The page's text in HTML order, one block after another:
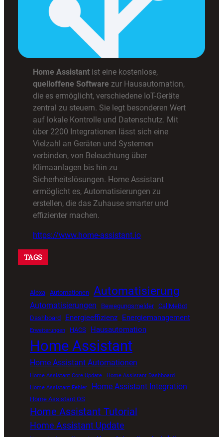
Home Assistant ist eine kostenlose,
quelloffene Software zur Hausautomation,
die es ermöglicht, verschiedene IoT-Geräte
zentral zu steuern. Sie legt besonderen Wert
auf lokale Kontrolle und Datenschutz. Mit
über 2200 Integrationen lässt sich eine
Vielzahl an Geräten und Systemen
verbinden, von Beleuchtung über
Klimaanlagen bis hin zu
Sicherheitslösungen. Home Assistant
ermöglicht es, Automatisierungen zu
erstellen, die das Zuhause smarter und
effizienter machen.
https://www.home-assistant.io
TAGS
Alexa Automationen Automatisierung
Automatisierungen Bewegungsmelder CallMeBot
Dashboard
Energieeffizienz Energiemanagement
Erweiterungen HACS Hausautomation
Home Assistant
Home Assistant Automationen
Home Assistant Core Update
Home Assistant Dashboard
Home Assistant Fehler
Home Assistant Integration
Home Assistant OS
Home Assistant Tutorial
Home Assistant Update